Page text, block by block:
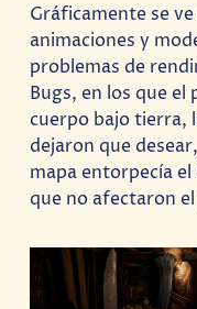
Gráficamente se
animaciones y
problemas de
Bugs, en los que
cuerpo bajo tierra,
dejaron que
mapa entorpecía
que no afectaron